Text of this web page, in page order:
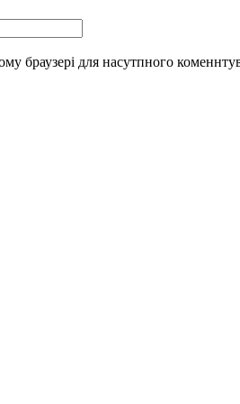
браузері для насутпного